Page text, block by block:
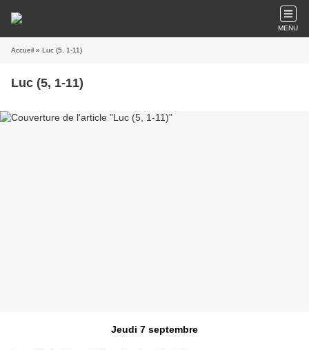
MENU
Accueil » Luc (5, 1-11)
Luc (5, 1-11)
Jeudi 7 septembre